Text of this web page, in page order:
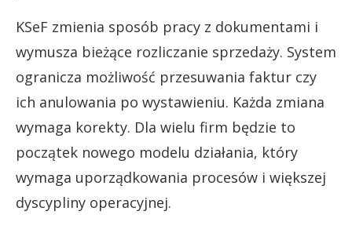
KSeF zmienia sposób pracy z dokumentami i
wymusza bieżące rozliczanie sprzedaży. System
ogranicza możliwość przesuwania faktur czy
ich anulowania po wystawieniu. Każda zmiana
wymaga korekty. Dla wielu firm będzie to
początek nowego modelu działania, który
wymaga uporządkowania procesów i większej
dyscypliny operacyjnej.